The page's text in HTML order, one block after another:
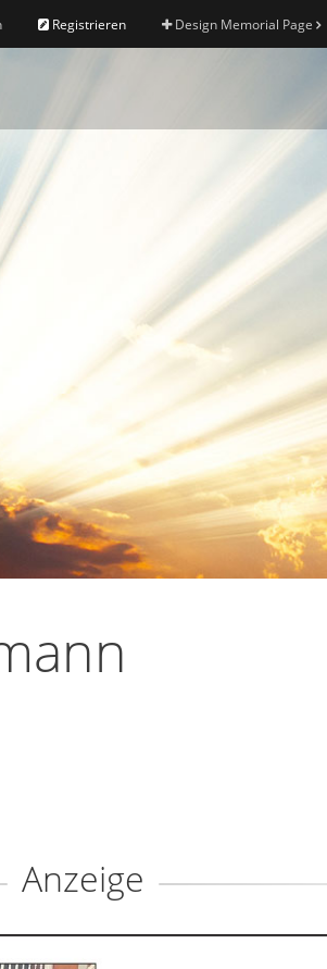
Registrieren Design Memorial Page
Anzeige